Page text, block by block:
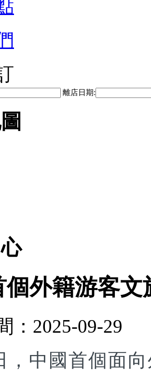
離店日期:
個外籍游客
：2025-09-29
，中國首個面